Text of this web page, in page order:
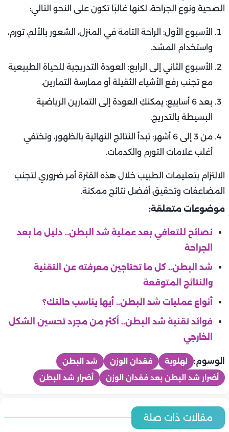
الصحية ونوع الجراحة، لكنها غالبًا تكون على النحو التالي:
الأسبوع الأول: الراحة التامة في المنزل، الشعور بالألم، تورم،
واستخدام المشد.
الأسبوع الثاني إلى الرابع: العودة التدريجية للحياة الطبيعية
مع تجنب رفع الأشياء الثقيلة أو ممارسة التمارين.
بعد 6 أسابيع: يمكنكِ العودة إلى التمارين الرياضية
البسيطة بالتدريج.
من 3 إلى 6 أشهر: تبدأ النتائج النهائية بالظهور، وتختفي
أغلب علامات التورم والكدمات.
الالتزام بتعليمات الطبيب خلال هذه الفترة أمر ضروري لتجنب
المضاعفات وتحقيق أفضل نتائج ممكنة.
موضوعات متعلقة:
نصائح للتعافي بعد عملية شد البطن.. دليل ما بعد
الجراحة
شد البطن.. كل ما تحتاجين معرفته عن التقنية
والنتائج المتوقعة
أنواع عمليات شد البطن.. أيها يناسب حالتك؟
فوائد تقنية شد البطن.. أكثر من مجرد تحسين الشكل
الخارجي
الوسوم: لهلوبة فقدان الوزن
شد البطن
أضرار شد البطن بعد فقدان الوزن
أضرار شد البطن
مقالات ذات صلة
تمارين حرق دهون للمبتدئين.. دليل شامل لخسارة الوزن بطريقة آمنة
تخسيس ورجيم
تحدي 7 أيام لحرق الدهون.. خطة سريعة لاستعادة النشاط وخسارةتخسيس ورجيم
تخسيس ورجيم